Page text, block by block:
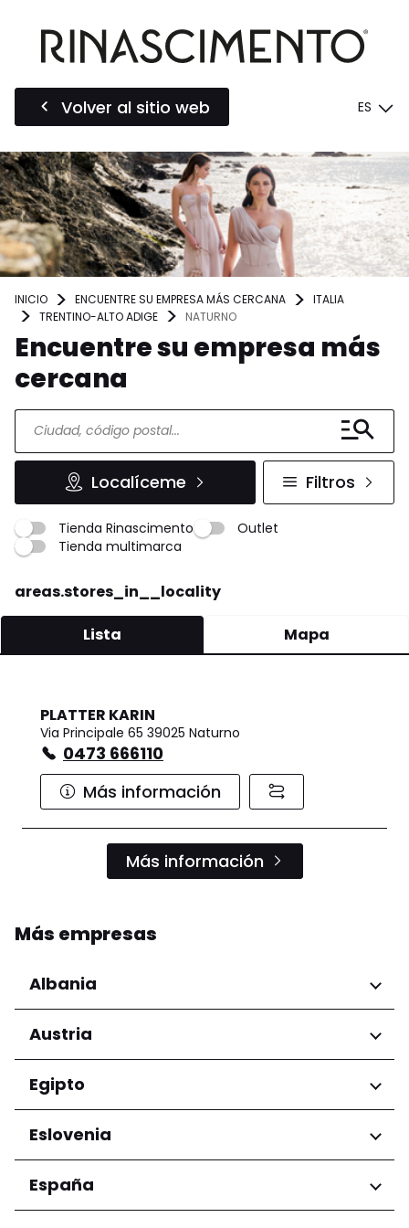
Volver al sitio web ES
INICIO ENCUENTRE SU EMPRESA MÁS CERCANA
ITALIA
TRENTINO-ALTO ADIGE
NATURNO
Encuentre su empresa más
cercana
Localíceme Filtros
Tienda Rinascimento
Outlet
Tienda multimarca
areas.stores_in__locality
Lista Mapa
PLATTER KARIN
Via Principale 65 39025 Naturno
0473 666110
Más información
Más información
Más empresas
Albania
Regiones
Condado de Tirana
Austria
Regiones
Niederösterreich
Salzburg
Wien
Egipto
Regiones
Gobernación de El Cairo
Eslovenia
Regiones
Ljubljana
España